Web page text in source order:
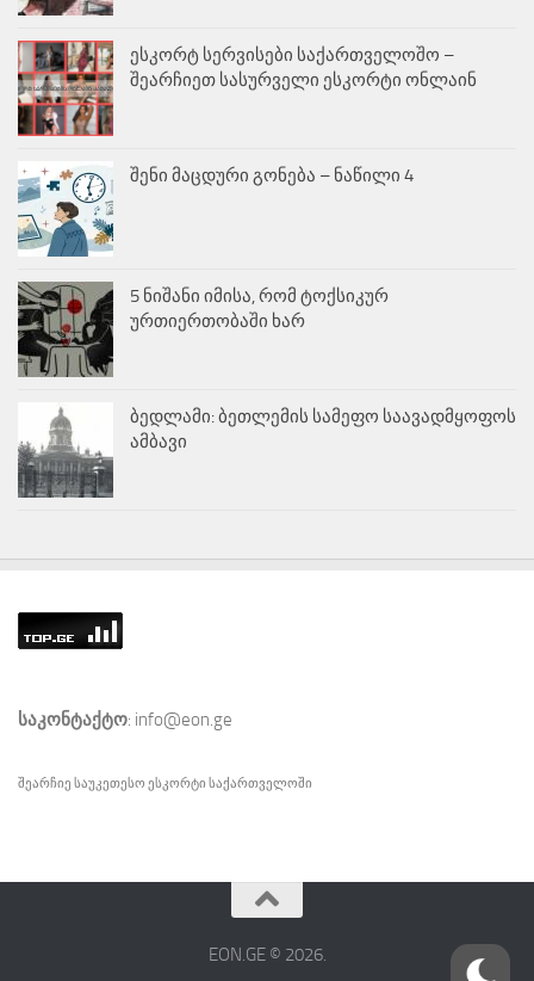
ესკორტ სერვისები საქართველოშო –
შეარჩიეთ სასურველი ესკორტი ონლაინ
შენი მაცდური გონება – ნაწილი 4
5 ნიშანი იმისა, რომ ტოქსიკურ
ურთიერთობაში ხარ
ბედლამი: ბეთლემის სამეფო საავადმყოფოს
ამბავი
საკონტაქტო: info@eon.ge
შეარჩიე საუკეთესო ესკორტი საქართველოში
EON.GE © 2026.